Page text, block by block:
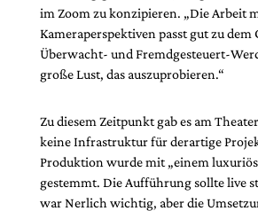
im Zoom zu konzipieren. „Die Arbeit
Kameraperspektiven passt gut zu dem
Überwacht- und Fremdgesteuert-
große Lust, das auszuprobieren.“
Zu diesem Zeitpunkt gab es am
keine Infrastruktur für derartige
Produktion wurde mit „einem
gestemmt. Die Aufführung sollte live
war Nerlich wichtig, aber die